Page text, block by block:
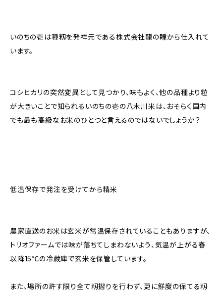
いのちの壱は種籾を発祥元である株式会社龍の瞳から仕入れて
います。
コシヒカリの突然変異として見つかり、味もよく、他の品種より粒
が大きいことで知られるいのちの壱の八木川米は、おそらく国内
でも最も高級なお米のひとつと言えるのではないでしょうか？
低温保存で発注を受けてから精米
農家直送のお米は玄米が常温保存されていることもありますが、
トリオファームでは味が落ちてしまわないよう、気温が上がる春
以降15℃の冷蔵庫で玄米を保管しています。
また、場所の許す限り全て籾摺りを行わず、更に鮮度の保てる籾